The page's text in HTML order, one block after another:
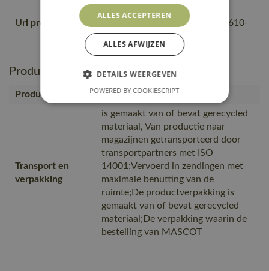
Url product pdf
https://mascotsitecore-
1ccb8.kxcdn.com/pdf/20650-610-
010-nl.pdf
Productie en verpakking
Productcategorie Accessoires, Mutsen
Transport en
verpakking
is gemaakt van of bevat gerecycled
materiaal, Van productie naar
magazijnen getransporteerd door
transportpartners met ISO
14001;Vervoerd in zendingen met
maximale benutting van de
ruimte;De productverpakking is
gemaakt van of bevat gerecycled
materiaal;De verpakking waarin de
bestelling van MASCOT
ALLES ACCEPTEREN
ALLES AFWIJZEN
DETAILS WEERGEVEN
POWERED BY COOKIESCRIPT